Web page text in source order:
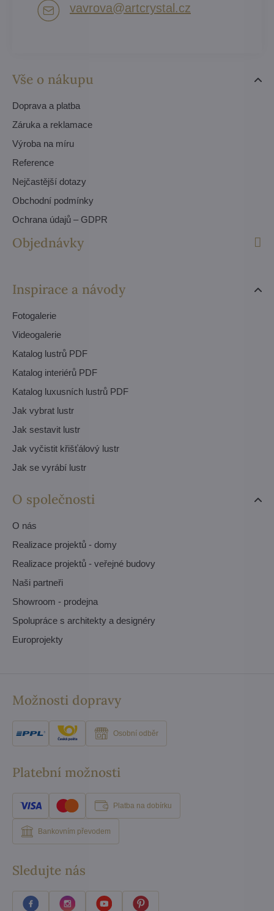
Vše o nákupu
Doprava a platba
Záruka a reklamace
Výroba na míru
Reference
Nejčastější dotazy
Obchodní podmínky
Ochrana údajů – GDPR
Objednávky
Inspirace a návody
Fotogalerie
Videogalerie
Katalog lustrů PDF
Katalog interiérů PDF
Katalog luxusních lustrů PDF
Jak vybrat lustr
Jak sestavit lustr
Jak vyčistit křišťálový lustr
Jak se vyrábí lustr
O společnosti
O nás
Realizace projektů - domy
Realizace projektů - veřejné budovy
Naši partneři
Showroom - prodejna
Spolupráce s architekty a designéry
Europrojekty
vavrova​@artcrystal​.cz
Možnosti dopravy
Osobní odběr
Platební možnosti
Platba na dobírku
Bankovním převodem
Sledujte nás